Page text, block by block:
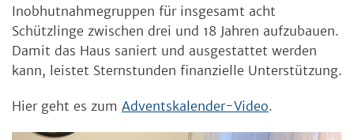
Inobhutnahmegruppen für insgesamt acht
Schützlinge zwischen drei und 18 Jahren aufzubauen.
Damit das Haus saniert und ausgestattet werden
kann, leistet Sternstunden finanzielle Unterstützung.
Hier geht es zum Adventskalender-Video.